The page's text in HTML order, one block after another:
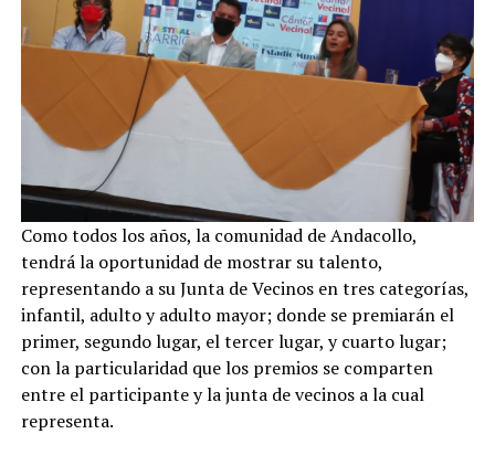
Como todos los años, la comunidad de Andacollo,
tendrá la oportunidad de mostrar su talento,
representando a su Junta de Vecinos en tres categorías,
infantil, adulto y adulto mayor; donde se premiarán el
primer, segundo lugar, el tercer lugar, y cuarto lugar;
con la particularidad que los premios se comparten
entre el participante y la junta de vecinos a la cual
representa.